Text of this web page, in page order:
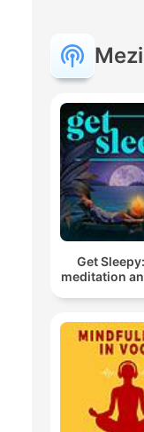
Get
meditation